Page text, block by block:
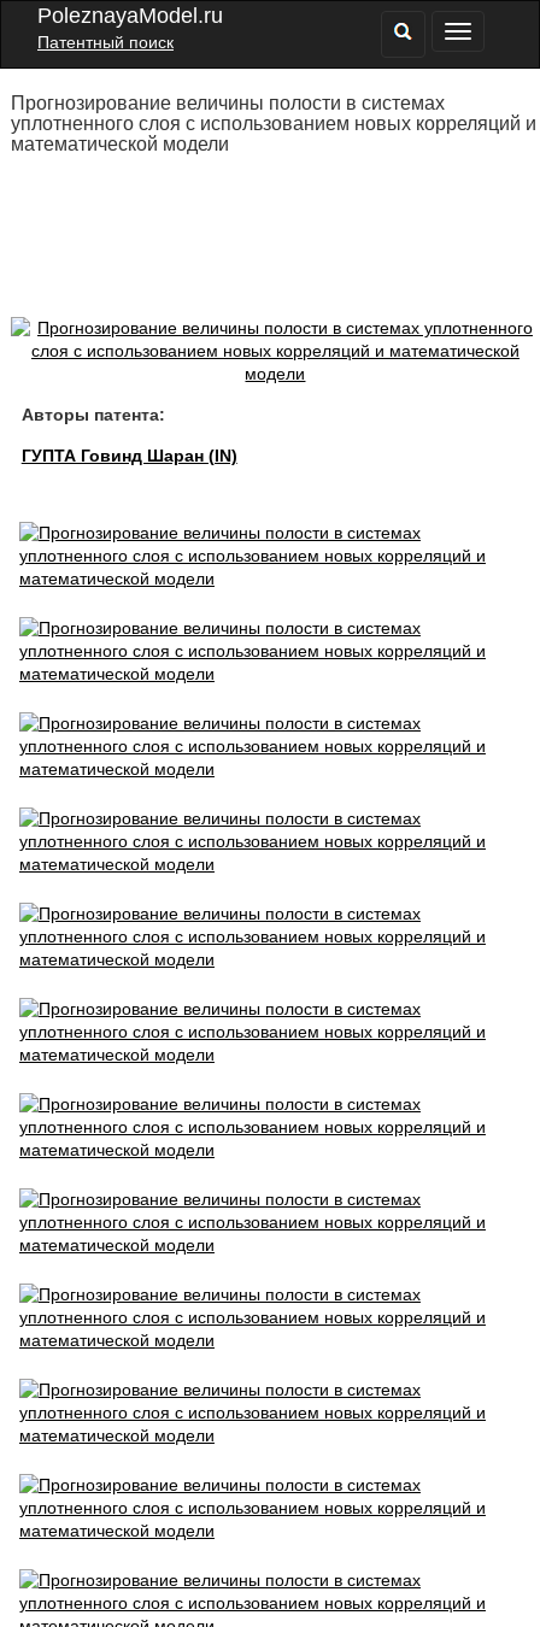
PoleznayaModel.ru
Патентный поиск
Прогнозирование величины полости в системах
уплотненного слоя с использованием новых корреляций и
математической модели
Авторы патента:
ГУПТА Говинд Шаран (IN)